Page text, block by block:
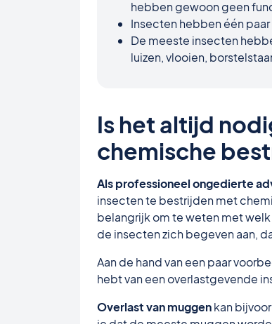
hebben gewoon geen
Insecten hebben één
De meeste insecten
luizen, vlooien,
Is het altijd
chemische
Als professioneel ongedierte
insecten te bestrijden met
belangrijk om te weten met
de insecten zich begeven aan,
Aan de hand van een paar
hebt van een overlastgevende
Overlast van muggenkan